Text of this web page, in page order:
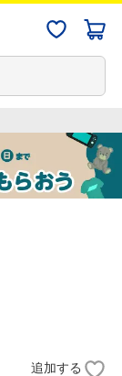
追加する